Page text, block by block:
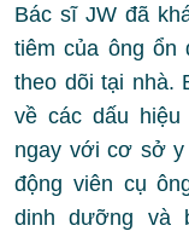
Bác sĩ JW đã
tiêm của ông ổn
theo dõi tại nhà.
về các dấu
ngay với cơ sở y
động viên cụ
dinh dưỡng và